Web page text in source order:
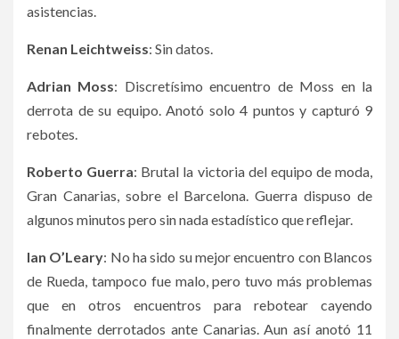
asistencias.
Renan Leichtweiss: Sin datos.
Adrian Moss: Discretísimo encuentro de Moss en la
derrota de su equipo. Anotó solo 4 puntos y capturó 9
rebotes.
Roberto Guerra: Brutal la victoria del equipo de moda,
Gran Canarias, sobre el Barcelona. Guerra dispuso de
algunos minutos pero sin nada estadístico que reflejar.
Ian O’Leary: No ha sido su mejor encuentro con Blancos
de Rueda, tampoco fue malo, pero tuvo más problemas
que en otros encuentros para rebotear cayendo
finalmente derrotados ante Canarias. Aun así anotó 11